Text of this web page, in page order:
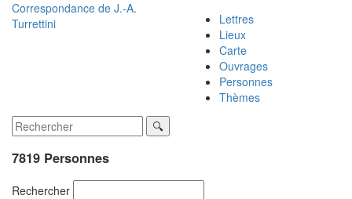
Correspondance de J.-A.
Turrettini
Lettres
Lieux
Carte
Ouvrages
Personnes
Thèmes
7819 Personnes
Rechercher